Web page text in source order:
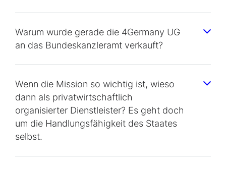
Warum wurde gerade die 4Germany UG
an das Bundeskanzleramt verkauft?
Wenn die Mission so wichtig ist, wieso
dann als privatwirtschaftlich
organisierter Dienstleister? Es geht doch
um die Handlungsfähigkeit des Staates
selbst.